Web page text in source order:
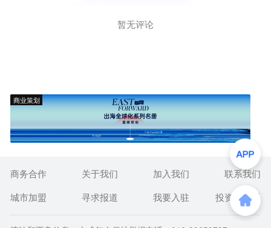
暂无评论
商业策划
商务合作 关于我们 加入我们
联系我们
城市加盟
寻求报道 我要入驻 投资者关系